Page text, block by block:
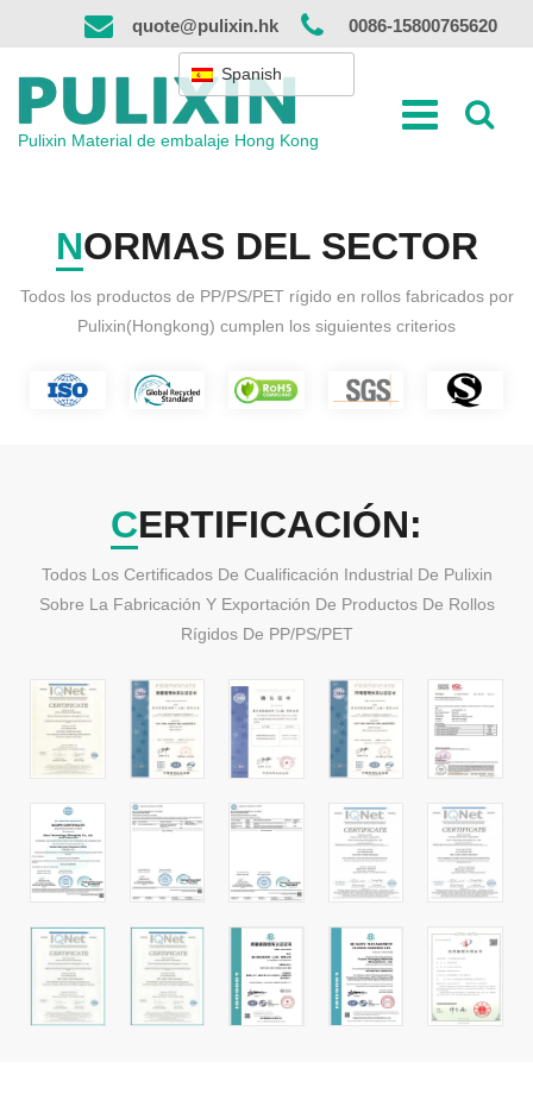
contenido
quote@pulixin.hk 0086-15800765620
Pulixin Material de embalaje Hong Kong
Spanish
NORMAS DEL SECTOR
Todos los productos de PP/PS/PET rígido en rollos fabricados por
Pulixin(Hongkong) cumplen los siguientes criterios
CERTIFICACIÓN:
Todos Los Certificados De Cualificación Industrial De Pulixin
Sobre La Fabricación Y Exportación De Productos De Rollos
Rígidos De PP/PS/PET